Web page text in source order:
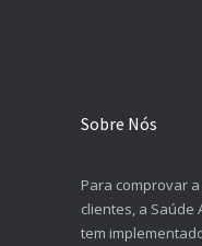
Sobre Nós
Para comprovar
clientes, a Saúde
tem